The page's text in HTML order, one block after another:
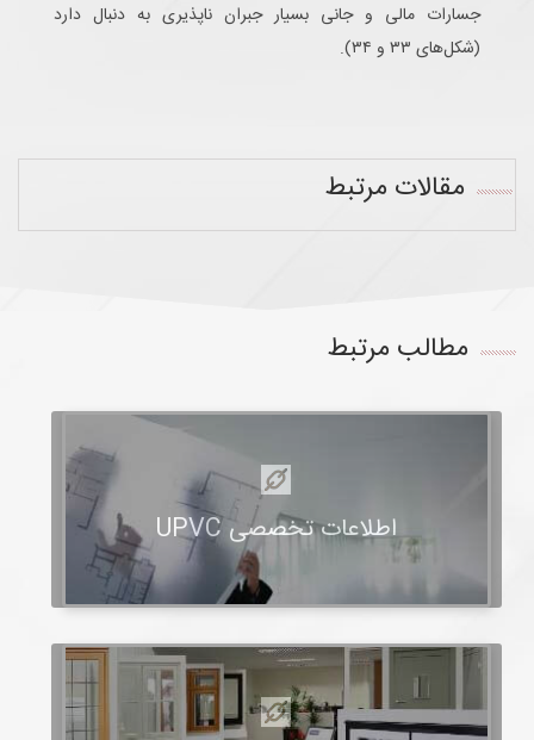
جسارات مالی و جانی بسیار جبران ناپذیری به دنبال دارد
(شکل‌های ۳۳ و ۳۴).
مقالات مرتبط
مطالب مرتبط
اطلاعات تخصصی UPVC